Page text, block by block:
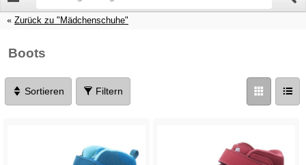
Zurück zu "Mädchenschuhe"
Boots
Sortieren Filtern